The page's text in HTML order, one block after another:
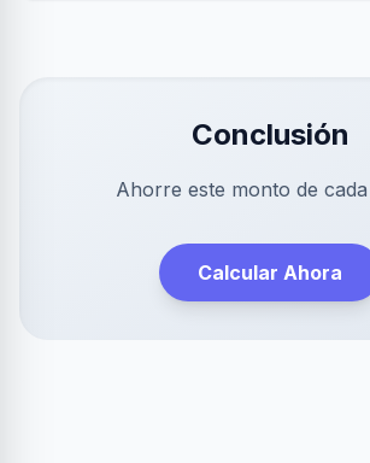
Conclusión
Ahorre este monto de
Calcular Ahora